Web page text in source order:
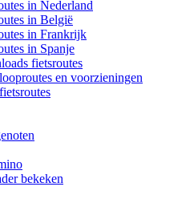
in Nederland
in België
in Frankrijk
in Spanje
fietsroutes
en voorzieningen
bekeken